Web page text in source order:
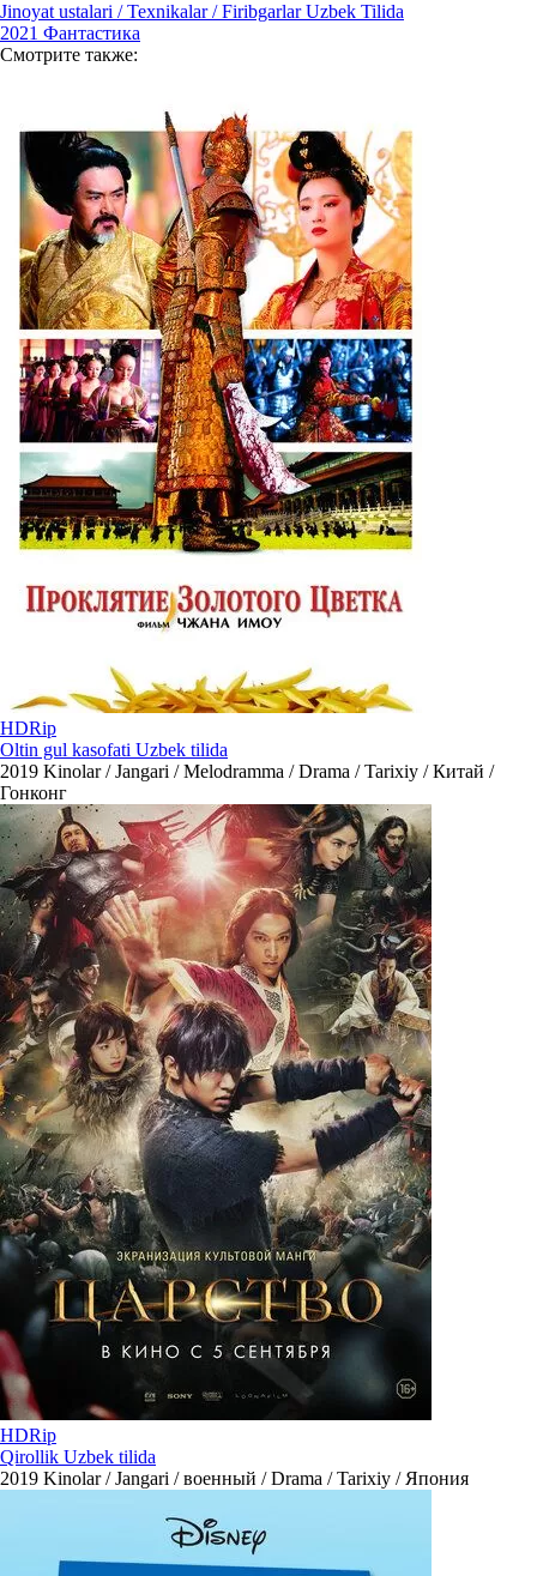
Jinoyat ustalari / Texnikalar / Firibgarlar Uzbek Tilida
2021 Фантастика
Смотрите также:
HDRip
Oltin gul kasofati Uzbek tilida
2019 Kinolar / Jangari / Melodramma / Drama / Tarixiy / Китай /
Гонконг
HDRip
Qirollik Uzbek tilida
2019 Kinolar / Jangari / военный / Drama / Tarixiy / Япония